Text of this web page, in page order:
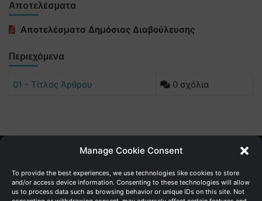
Manage Cookie Consent
To provide the best experiences, we use technologies like cookies to store
and/or access device information. Consenting to these technologies will allow
us to process data such as browsing behavior or unique IDs on this site. Not
Αποτελέσματα
Αποτελέσματα Δημόσιας Διαβούλευσης
Περιεχόμενα
01 - Τίτλος Άρθρου 0 σχόλια
Γενική Διεύθυνση Ανάπτυξης